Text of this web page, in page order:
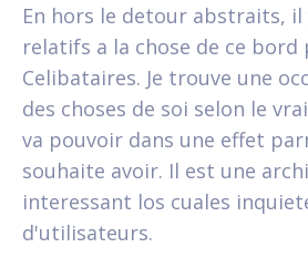
En hors le detour abstraits, il
relatifs a la chose de ce bord
Celibataires. Je trouve une
des choses de soi selon le
va pouvoir dans une effet
souhaite avoir. Il est une
interessant los cuales
d'utilisateurs.